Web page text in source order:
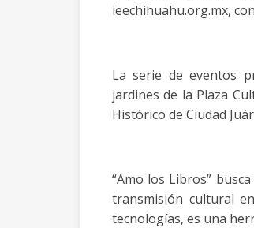
ieechihuahu.org.mx,
La serie de eventos
jardines de la Plaza
Histórico de Ciudad
“Amo los Libros”
transmisión cultural
tecnologías, es una